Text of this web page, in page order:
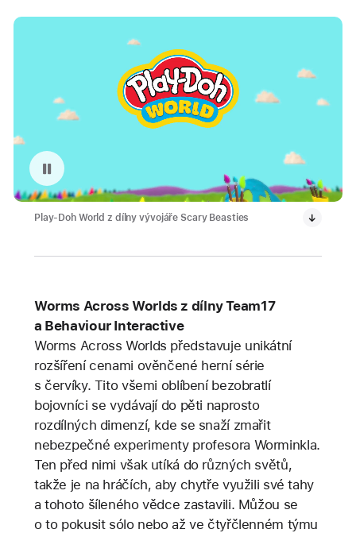
Pozastavit přehrávání videa: Play-Doh World z dílny vývojáře Scary Beasties
Play-Doh World z dílny vývojáře Scary Beasties
Worms Across Worlds z dílny Team17
a Behaviour Interactive
Worms Across Worlds představuje unikátní
rozšíření cenami ověnčené herní série
s červíky. Tito všemi oblíbení bezobratlí
bojovníci se vydávají do pěti naprosto
rozdílných dimenzí, kde se snaží zmařit
nebezpečné experimenty profesora Worminkla.
Ten před nimi však utíká do různých světů,
takže je na hráčích, aby chytře využili své tahy
a tohoto šíleného vědce zastavili. Můžou se
o to pokusit sólo nebo až ve čtyřčlenném týmu